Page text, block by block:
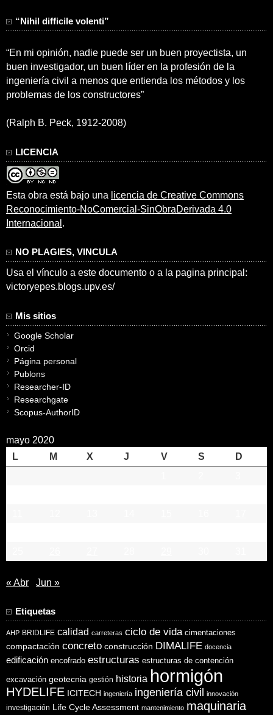
“Nihil difficile volenti”
“En mi opinión, nadie puede ser un buen proyectista, un
buen investigador, un buen líder en la profesión de la
ingeniería civil a menos que entienda los métodos y los
problemas de los constructores”
(Ralph B. Peck, 1912-2008)
LICENCIA
Esta obra está bajo una licencia de Creative Commons
Reconocimiento-NoComercial-SinObraDerivada 4.0
Internacional .
NO PLAGIES, VINCULA
Usa el vínculo a este documento o a la pagina principal:
victoryepes.blogs.upv.es/
Mis sitios
Google Scholar
Orcid
Página personal
Publons
Researcher-ID
Researchgate
Scopus-AuthorID
mayo 2020
L
M X J V S
D
« Abr Jun »
Etiquetas
AHP BRIDLIFE calidad carreteras ciclo de vida cimentaciones
compactación concreto construcción DIMALIFE docencia
edificación encofrado estructuras estructuras de contención
excavación geotecnia gestión historia hormigón
HYDELIFE ICITECH ingeniería ingeniería civil innovación
investigación Life Cycle Assessment mantenimiento maquinaria